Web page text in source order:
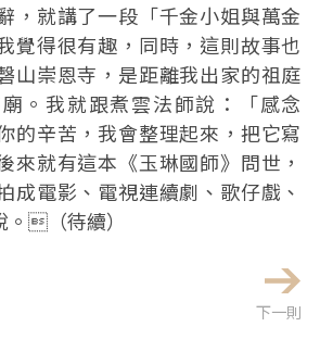
，就講了一段「千金小姐與萬金
覺得很有趣，同時，這則故事也
山崇恩寺，是距離我出家的祖庭
。我就跟煮雲法師說：「感念
的辛苦，我會整理起來，把它寫
來就有這本《玉琳國師》問世，
成電影、電視連續劇、歌仔戲、
（待續）
下一則